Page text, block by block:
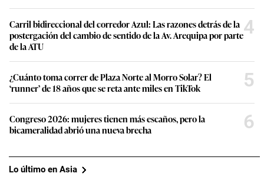
Carril bidireccional del corredor Azul: Las razones detrás de la
postergación del cambio de sentido de la Av. Arequipa por parte
de la ATU
4
¿Cuánto toma correr de Plaza Norte al Morro Solar? El
‘runner’ de 18 años que se reta ante miles en TikTok
5
Congreso 2026: mujeres tienen más escaños, pero la
bicameralidad abrió una nueva brecha
6
Lo último en Asia